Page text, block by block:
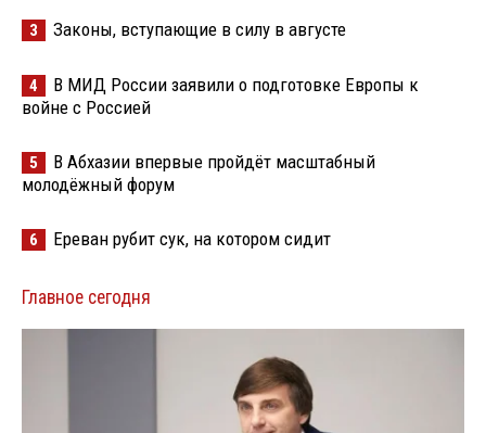
3 Законы, вступающие в силу в августе
4
В МИД России заявили о подготовке Европы к
войне с Россией
5
В Абхазии впервые пройдёт масштабный
молодёжный форум
6 Ереван рубит сук, на котором сидит
Главное сегодня